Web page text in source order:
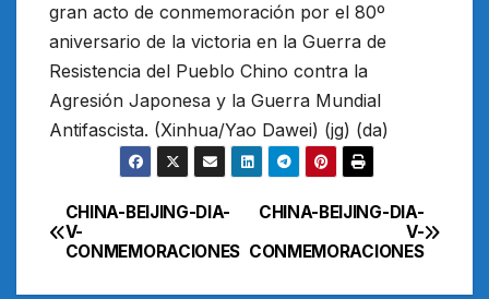
gran acto de conmemoración por el 80º
aniversario de la victoria en la Guerra de
Resistencia del Pueblo Chino contra la
Agresión Japonesa y la Guerra Mundial
Antifascista. (Xinhua/Yao Dawei) (jg) (da)
Navegación
de
CHINA-BEIJING-DIA-
V-
CONMEMORACIONES
CHINA-BEIJING-DIA-
V-
CONMEMORACIONES